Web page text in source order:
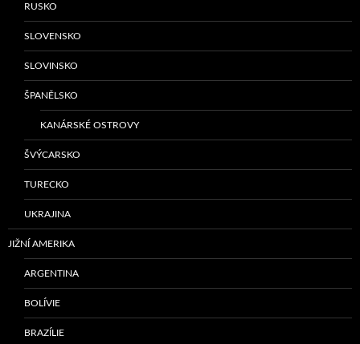
RUSKO
SLOVENSKO
SLOVINSKO
ŠPANĚLSKO
KANÁRSKÉ OSTROVY
ŠVÝCARSKO
TURECKO
UKRAJINA
JIŽNÍ AMERIKA
ARGENTINA
BOLÍVIE
BRAZÍLIE